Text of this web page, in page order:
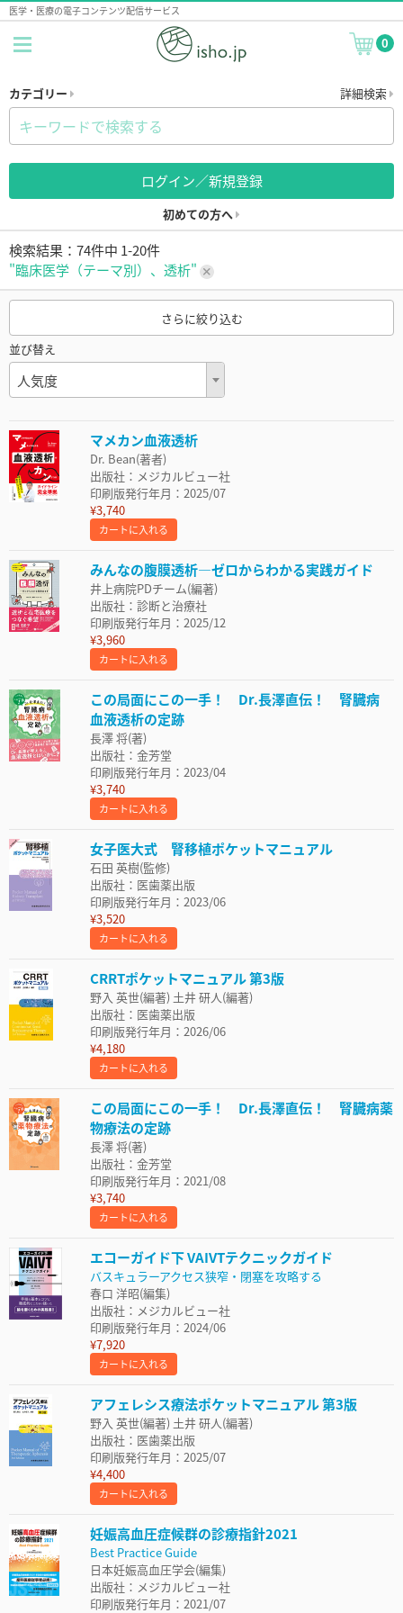
医学・医療の電子コンテンツ配信サービス
0
カテゴリー 詳細検索
ログイン／新規登録
初めての方へ
検索結果：74件中 1-20件
"臨床医学（テーマ別）、透析"
さらに絞り込む
並び替え
人気度
マメカン血液透析
Dr. Bean(著者)
出版社：メジカルビュー社
印刷版発行年月：2025/07
¥3,740
カートに入れる
みんなの腹膜透析―ゼロからわかる実践ガイド
井上病院PDチーム(編著)
出版社：診断と治療社
印刷版発行年月：2025/12
¥3,960
カートに入れる
この局面にこの一手！ Dr.長澤直伝！ 腎臓病
血液透析の定跡
長澤 将(著)
出版社：金芳堂
印刷版発行年月：2023/04
¥3,740
カートに入れる
女子医大式 腎移植ポケットマニュアル
石田 英樹(監修)
出版社：医歯薬出版
印刷版発行年月：2023/06
¥3,520
カートに入れる
CRRTポケットマニュアル 第3版
野入 英世(編著) 土井 研人(編著)
出版社：医歯薬出版
印刷版発行年月：2026/06
¥4,180
カートに入れる
この局面にこの一手！ Dr.長澤直伝！ 腎臓病薬
物療法の定跡
長澤 将(著)
出版社：金芳堂
印刷版発行年月：2021/08
¥3,740
カートに入れる
エコーガイド下 VAIVTテクニックガイド
バスキュラーアクセス狭窄・閉塞を攻略する
春口 洋昭(編集)
出版社：メジカルビュー社
印刷版発行年月：2024/06
¥7,920
カートに入れる
アフェレシス療法ポケットマニュアル 第3版
野入 英世(編著) 土井 研人(編著)
出版社：医歯薬出版
印刷版発行年月：2025/07
¥4,400
カートに入れる
妊娠高血圧症候群の診療指針2021
Best Practice Guide
日本妊娠高血圧学会(編集)
出版社：メジカルビュー社
印刷版発行年月：2021/07